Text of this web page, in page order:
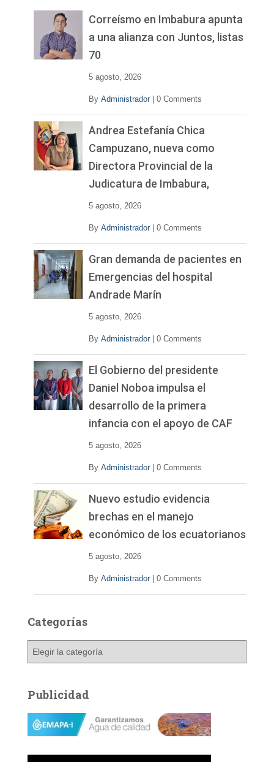
Correísmo en Imbabura apunta
a una alianza con Juntos, listas
70
5 agosto, 2026
By Administrador 0 Comments
Andrea Estefanía Chica
Campuzano, nueva como
Directora Provincial de la
Judicatura de Imbabura,
5 agosto, 2026
By Administrador 0 Comments
Gran demanda de pacientes en
Emergencias del hospital
Andrade Marín
5 agosto, 2026
By Administrador 0 Comments
El Gobierno del presidente
Daniel Noboa impulsa el
desarrollo de la primera
infancia con el apoyo de CAF
5 agosto, 2026
By Administrador 0 Comments
Nuevo estudio evidencia
brechas en el manejo
económico de los ecuatorianos
5 agosto, 2026
By Administrador 0 Comments
Categorías
g
o
a
Publicidad